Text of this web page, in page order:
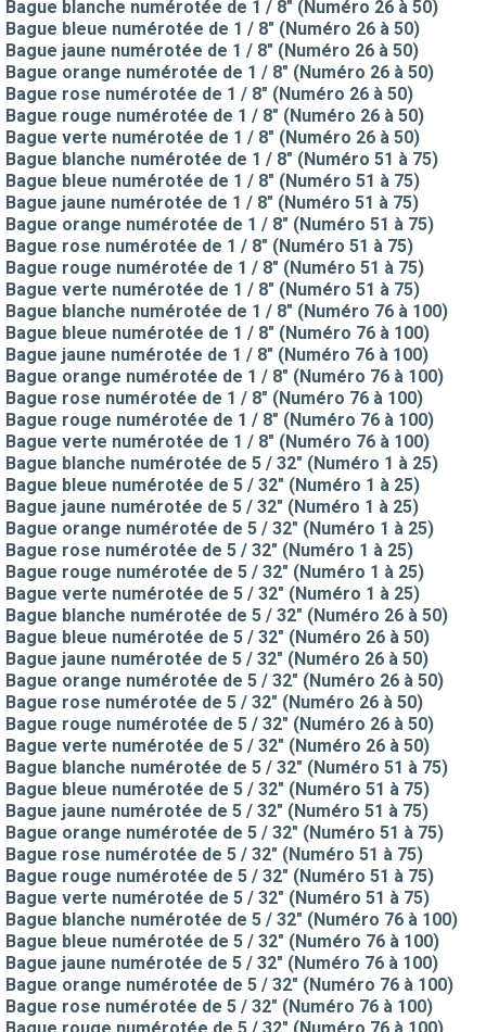
Bague blanche numérotée de 1 / 8" (Numéro 26 à 50)
Bague bleue numérotée de 1 / 8" (Numéro 26 à 50)
Bague jaune numérotée de 1 / 8" (Numéro 26 à 50)
Bague orange numérotée de 1 / 8" (Numéro 26 à 50)
Bague rose numérotée de 1 / 8" (Numéro 26 à 50)
Bague rouge numérotée de 1 / 8" (Numéro 26 à 50)
Bague verte numérotée de 1 / 8" (Numéro 26 à 50)
Bague blanche numérotée de 1 / 8" (Numéro 51 à 75)
Bague bleue numérotée de 1 / 8" (Numéro 51 à 75)
Bague jaune numérotée de 1 / 8" (Numéro 51 à 75)
Bague orange numérotée de 1 / 8" (Numéro 51 à 75)
Bague rose numérotée de 1 / 8" (Numéro 51 à 75)
Bague rouge numérotée de 1 / 8" (Numéro 51 à 75)
Bague verte numérotée de 1 / 8" (Numéro 51 à 75)
Bague blanche numérotée de 1 / 8" (Numéro 76 à 100)
Bague bleue numérotée de 1 / 8" (Numéro 76 à 100)
Bague jaune numérotée de 1 / 8" (Numéro 76 à 100)
Bague orange numérotée de 1 / 8" (Numéro 76 à 100)
Bague rose numérotée de 1 / 8" (Numéro 76 à 100)
Bague rouge numérotée de 1 / 8" (Numéro 76 à 100)
Bague verte numérotée de 1 / 8" (Numéro 76 à 100)
Bague blanche numérotée de 5 / 32" (Numéro 1 à 25)
Bague bleue numérotée de 5 / 32" (Numéro 1 à 25)
Bague jaune numérotée de 5 / 32" (Numéro 1 à 25)
Bague orange numérotée de 5 / 32" (Numéro 1 à 25)
Bague rose numérotée de 5 / 32" (Numéro 1 à 25)
Bague rouge numérotée de 5 / 32" (Numéro 1 à 25)
Bague verte numérotée de 5 / 32" (Numéro 1 à 25)
Bague blanche numérotée de 5 / 32" (Numéro 26 à 50)
Bague bleue numérotée de 5 / 32" (Numéro 26 à 50)
Bague jaune numérotée de 5 / 32" (Numéro 26 à 50)
Bague orange numérotée de 5 / 32" (Numéro 26 à 50)
Bague rose numérotée de 5 / 32" (Numéro 26 à 50)
Bague rouge numérotée de 5 / 32" (Numéro 26 à 50)
Bague verte numérotée de 5 / 32" (Numéro 26 à 50)
Bague blanche numérotée de 5 / 32" (Numéro 51 à 75)
Bague bleue numérotée de 5 / 32" (Numéro 51 à 75)
Bague jaune numérotée de 5 / 32" (Numéro 51 à 75)
Bague orange numérotée de 5 / 32" (Numéro 51 à 75)
Bague rose numérotée de 5 / 32" (Numéro 51 à 75)
Bague rouge numérotée de 5 / 32" (Numéro 51 à 75)
Bague verte numérotée de 5 / 32" (Numéro 51 à 75)
Bague blanche numérotée de 5 / 32" (Numéro 76 à 100)
Bague bleue numérotée de 5 / 32" (Numéro 76 à 100)
Bague jaune numérotée de 5 / 32" (Numéro 76 à 100)
Bague orange numérotée de 5 / 32" (Numéro 76 à 100)
Bague rose numérotée de 5 / 32" (Numéro 76 à 100)